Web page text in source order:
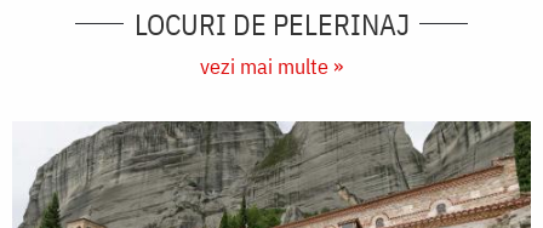
LOCURI DE PELERINAJ
vezi mai multe »